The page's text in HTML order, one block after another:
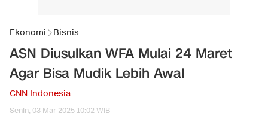
Ekonomi Bisnis
ASN Diusulkan WFA Mulai 24 Maret
Agar Bisa Mudik Lebih Awal
CNN Indonesia
Senin, 03 Mar 2025 10:02 WIB